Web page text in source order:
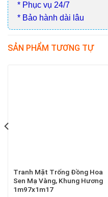
* Phục vụ 24/7
* Bảo hành dài lâu
SẢN PHẨM TƯƠNG TỰ
Tranh Mặt Trống Đồng Hoa
Sen Mạ Vàng, Khung Hương
1m97x1m17